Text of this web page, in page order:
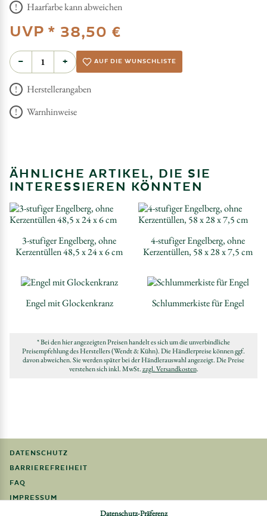
Haarfarbe kann abweichen
UVP * 38,50 €
− + AUF DIE WUNSCHLISTE
Herstellerangaben
Warnhinweise
ÄHNLICHE ARTIKEL, DIE SIE
INTERESSIEREN KÖNNTEN
3-stufiger Engelberg, ohne
Kerzentüllen 48,5 x 24 x 6 cm
4-stufiger Engelberg, ohne
Kerzentüllen, 58 x 28 x 7,5 cm
Engel mit Glockenkranz Schlummerkiste für Engel
* Bei den hier angezeigten Preisen handelt es sich um die unverbindliche
Preisempfehlung des Herstellers (Wendt & Kühn). Die Händlerpreise können ggf.
davon abweichen. Sie werden später bei der Händlerauswahl angezeigt. Die Preise
verstehen sich inkl. MwSt.zzgl. Versandkosten.
DATENSCHUTZ
BARRIEREFREIHEIT
FAQ
IMPRESSUM
Datenschutz-Präferenz